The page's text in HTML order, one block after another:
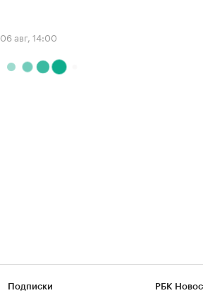
06 авг, 14:00
Подписки РБК